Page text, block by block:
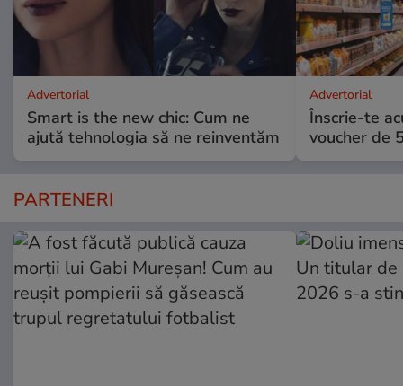
Advertorial
Smart is the new chic: Cum ne
ajută tehnologia să ne reinventăm
Advertorial
Înscrie-te
voucher de
PARTENERI